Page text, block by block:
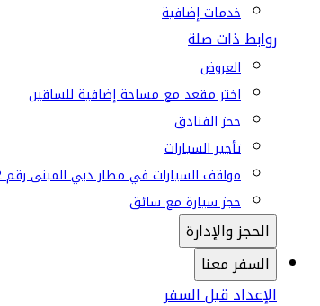
خدمات إضافية
روابط ذات صلة
العروض
اختر مقعد مع مساحة إضافية للساقين
حجز الفنادق
تأجير السيارات
مواقف السيارات في مطار دبي المبنى رقم 2
حجز سيارة مع سائق
الحجز والإدارة
السفر معنا
الإعداد قبل السفر